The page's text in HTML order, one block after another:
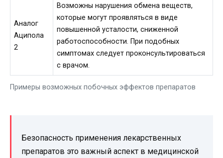
Примеры возможных побочных эффектов препаратов
Аналог
Аципола
2
Возможны нарушения обмена веществ,
которые могут проявляться в виде
повышенной усталости, сниженной
работоспособности. При подобных
симптомах следует проконсультироваться
с врачом.
Безопасность применения лекарственных
препаратов это важный аспект в медицинской